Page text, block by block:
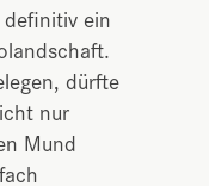
ein
dürfte
nur
Mund